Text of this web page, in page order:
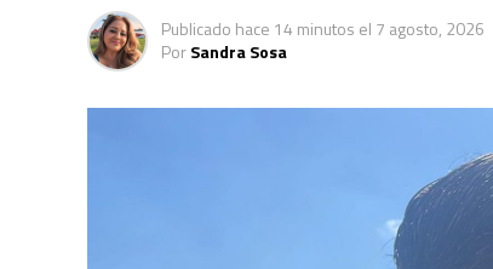
Publicado hace 14 minutos el 7 agosto, 2026
PorSandra Sosa